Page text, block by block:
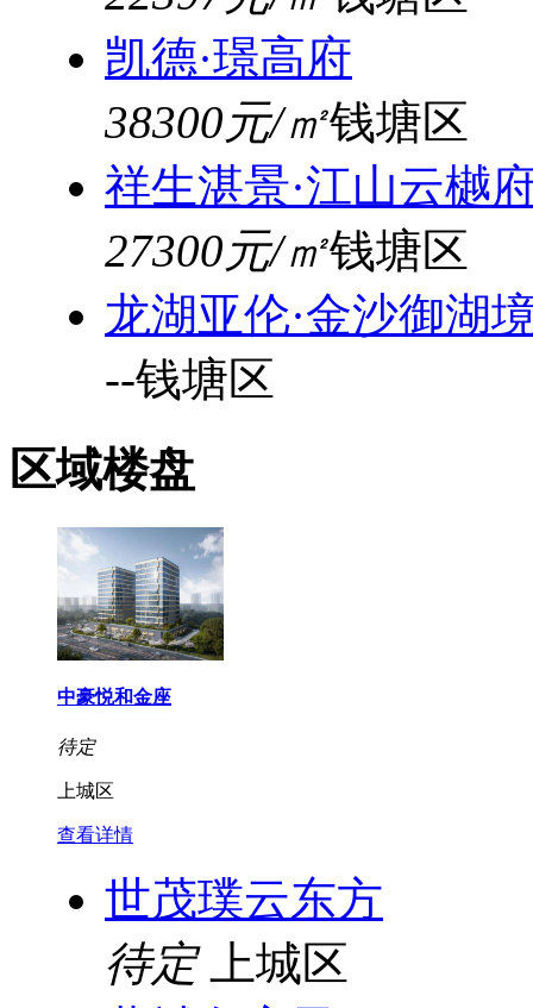
凯德·璟高府
38300元/㎡钱塘区
祥生湛景·江山云樾
27300元/㎡钱塘区
龙湖亚伦·金沙御湖
--钱塘区
区域楼盘
中豪悦和金座
待定
上城区
查看详情
世茂璞云东方
待定
上城区